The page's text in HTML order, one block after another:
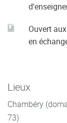
Ouvert
en
Lieux
Chambéry
73)